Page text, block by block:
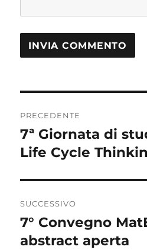
articoli
PRECEDENTE
Articolo
precedente:
7ª Giornata di
Life Cycle
SUCCESSIVO
Articolo
successivo:
7° Convegno
abstract aperta